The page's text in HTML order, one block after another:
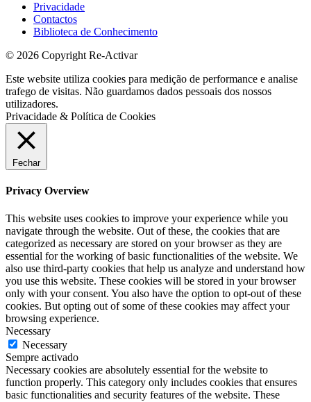
Privacidade
Contactos
Biblioteca de Conhecimento
© 2026 Copyright Re-Activar
Este website utiliza cookies para medição de performance e analise
trafego de visitas. Não guardamos dados pessoais dos nossos
utilizadores.
Privacidade & Política de Cookies
Fechar
Privacy Overview
This website uses cookies to improve your experience while you
navigate through the website. Out of these, the cookies that are
categorized as necessary are stored on your browser as they are
essential for the working of basic functionalities of the website. We
also use third-party cookies that help us analyze and understand how
you use this website. These cookies will be stored in your browser
only with your consent. You also have the option to opt-out of these
cookies. But opting out of some of these cookies may affect your
browsing experience.
Necessary
Necessary
Sempre activado
Necessary cookies are absolutely essential for the website to
function properly. This category only includes cookies that ensures
basic functionalities and security features of the website. These